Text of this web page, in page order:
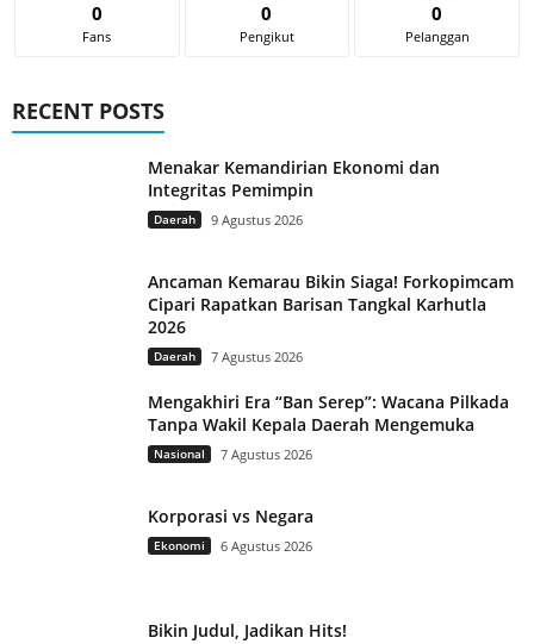
0
Fans
0
Pengikut
0
Pelanggan
RECENT POSTS
Menakar Kemandirian Ekonomi dan
Integritas Pemimpin
Daerah 9 Agustus 2026
Ancaman Kemarau Bikin Siaga! Forkopimcam
Cipari Rapatkan Barisan Tangkal Karhutla
2026
Daerah 7 Agustus 2026
Mengakhiri Era “Ban Serep”: Wacana Pilkada
Tanpa Wakil Kepala Daerah Mengemuka
Nasional 7 Agustus 2026
Korporasi vs Negara
Ekonomi 6 Agustus 2026
Bikin Judul, Jadikan Hits!